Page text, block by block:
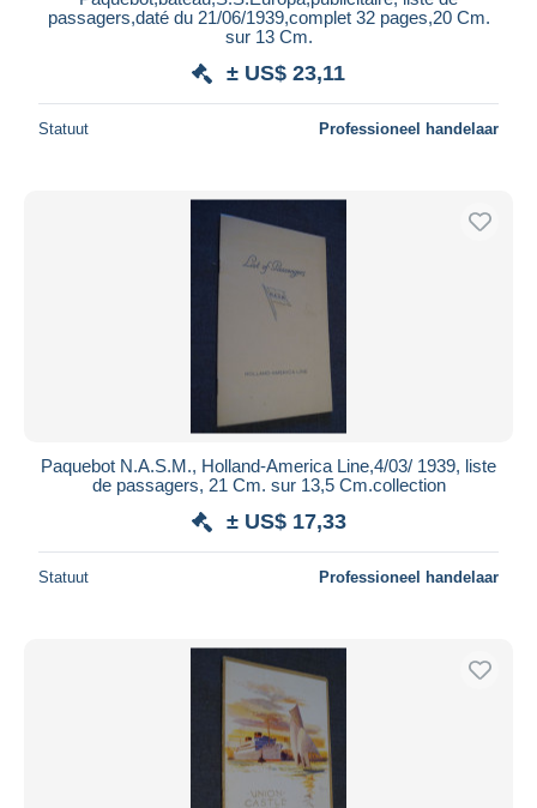
passagers,daté du 21/06/1939,complet 32 pages,20 Cm.
sur 13 Cm.
± US$ 23,11
Statuut Professioneel handelaar
Paquebot N.A.S.M., Holland-America Line,4/03/ 1939, liste
de passagers, 21 Cm. sur 13,5 Cm.collection
± US$ 17,33
Statuut Professioneel handelaar